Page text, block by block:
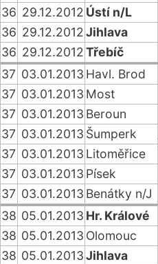
36 29.12.2012 Ústí n/L
36 29.12.2012Jihlava
36 29.12.2012Třebíč
37 03.01.2013 Havl. Brod
37 03.01.2013 Most
37 03.01.2013 Beroun
37 03.01.2013 Šumperk
37 03.01.2013 Litoměřice
37 03.01.2013 Písek
37 03.01.2013 Benátky n/J
38 05.01.2013 Hr. Králové
38 05.01.2013 Olomouc
38 05.01.2013Jihlava